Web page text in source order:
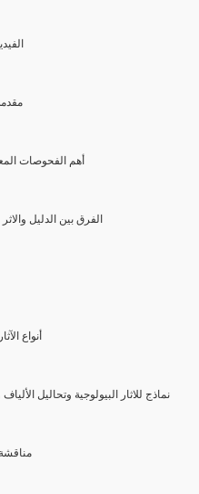
(1)
(2)
(3) أهم الفحوصات
2- الفرق بين الدليل
(5) أنواع
3- نماذج للاثار البيولوجية وتحاليل
(6)